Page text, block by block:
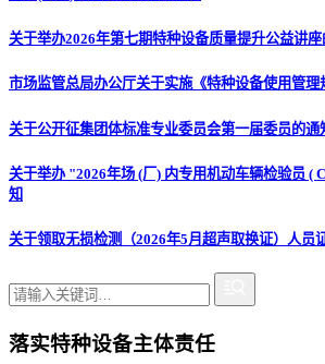
关于举办2026年第七期特种设备质量提升公益讲座
市场监管总局办公厅关于实施《特种设备使用管理
关于公开征集团体标准专业委员会第一届委员的通
关于举办 "2026年场 (厂) 内专用机动车辆检验员 (
知
关于领取无损检测（2026年5月超声取换证）人员
落实特种设备主体责任